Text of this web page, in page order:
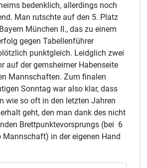
bedenklich, allerdings noch
Man rutschte auf den 5. Platz
München II., das zu einem
gegen Tabellenführer
punktgleich. Leidglich zwei
auf der gernsheimer Habenseite
Mannschaften. Zum finalen
Sonntag war also klar, dass
wie so oft in den letzten Jahren
geht, den man dank des nicht
Brettpunktevorsprungs (bei 6
Mannschaft) in der eigenen Hand